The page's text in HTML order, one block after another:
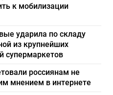
к мобилизации
ударила по складу
из крупнейших
супермаркетов
россиянам не
мнением в интернете